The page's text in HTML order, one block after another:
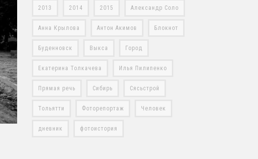
2013 2014 2015 Александр Соло
Анна Крылова Антон Акимов Блокнот
Буденновск Выкса Город
Екатерина Толкачева Илья Пилипенко
Прямая речь Сибирь Сясьстрой
Тольятти Фоторепортаж Человек
дневник фотоистория